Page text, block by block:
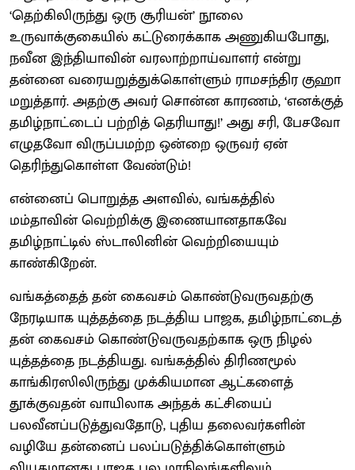
‘தெற்கிலிருந்து ஒரு சூரியன்’ நூலை
உருவாக்குகையில் கட்டுரைக்காக அணுகியபோது,
நவீன இந்தியாவின் வரலாற்றாய்வாளர் என்று
தன்னை வரையறுத்துக்கொள்ளும் ராமசந்திர குஹா
மறுத்தார். அதற்கு அவர் சொன்ன காரணம், ‘எனக்குத்
தமிழ்நாட்டைப் பற்றித் தெரியாது!’ அது சரி, பேசவோ
எழுதவோ விருப்பமற்ற ஒன்றை ஒருவர் ஏன்
தெரிந்துகொள்ள வேண்டும்!
என்னைப் பொறுத்த அளவில், வங்கத்தில்
மம்தாவின் வெற்றிக்கு இணையானதாகவே
தமிழ்நாட்டில் ஸ்டாலினின் வெற்றியையும்
காண்கிறேன்.
வங்கத்தைத் தன் கைவசம் கொண்டுவருவதற்கு
நேரடியாக யுத்தத்தை நடத்திய பாஜக, தமிழ்நாட்டைத்
தன் கைவசம் கொண்டுவருவதற்காக ஒரு நிழல்
யுத்தத்தை நடத்தியது. வங்கத்தில் திரிணமூல்
காங்கிரஸிலிருந்து முக்கியமான ஆட்களைத்
தூக்குவதன் வாயிலாக அந்தக் கட்சியைப்
பலவீனப்படுத்துவதோடு, புதிய தலைவர்களின்
வழியே தன்னைப் பலப்படுத்திக்கொள்ளும்